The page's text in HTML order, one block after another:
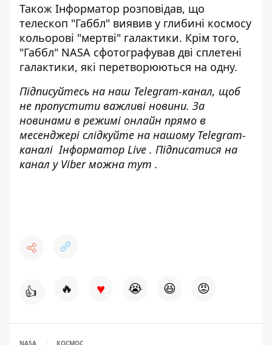
Також Інформатор розповідав, що
телескоп "Габбл" виявив у глибині космосу
кольорові "мертві" галактики. Крім того,
"Габбл" NASA сфотографував дві сплетені
галактики, які перетворюються на одну.
Підписуйтесь на наш Telegram-канал, щоб
не пропустити важливі новини. За
новинами в режимі онлайн прямо в
месенджері слідкуйте на нашому Telegram-
каналіІнформатор Live . Підписатися на
канал у Viber можна тут .
👍 🔥 ♥ 😭 😆 😡
NASA КОСМОС